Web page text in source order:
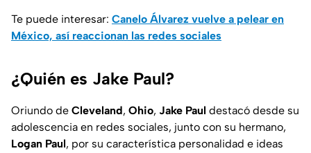
Te puede interesar: Canelo Álvarez vuelve a pelear en
México, así reaccionan las redes sociales
¿Quién es Jake Paul?
Oriundo de Cleveland, Ohio, Jake Paul destacó desde su
adolescencia en redes sociales, junto con su hermano,
Logan Paul, por su característica personalidad e ideas